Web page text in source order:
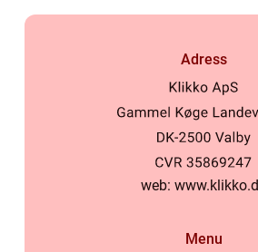
Adress
web:
Menu